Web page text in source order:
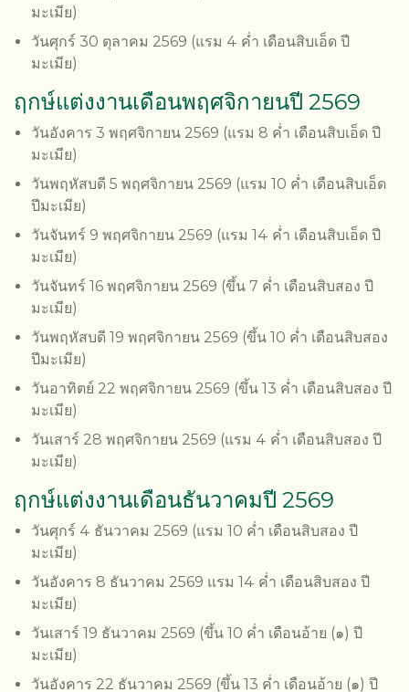
มะเมีย)
วันศุกร์ 30 ตุลาคม 2569 (แรม 4 ค่ำ เดือนสิบเอ็ด ปี
มะเมีย)
ฤกษ์แต่งงานเดือนพฤศจิกายนปี 2569
วันอังคาร 3 พฤศจิกายน 2569 (แรม 8 ค่ำ เดือนสิบเอ็ด ปี
มะเมีย)
วันพฤหัสบดี 5 พฤศจิกายน 2569 (แรม 10 ค่ำ เดือนสิบเอ็ด
ปีมะเมีย)
วันจันทร์ 9 พฤศจิกายน 2569 (แรม 14 ค่ำ เดือนสิบเอ็ด ปี
มะเมีย)
วันจันทร์ 16 พฤศจิกายน 2569 (ขึ้น 7 ค่ำ เดือนสิบสอง ปี
มะเมีย)
วันพฤหัสบดี 19 พฤศจิกายน 2569 (ขึ้น 10 ค่ำ เดือนสิบสอง
ปีมะเมีย)
วันอาทิตย์ 22 พฤศจิกายน 2569 (ขึ้น 13 ค่ำ เดือนสิบสอง ปี
มะเมีย)
วันเสาร์ 28 พฤศจิกายน 2569 (แรม 4 ค่ำ เดือนสิบสอง ปี
มะเมีย)
ฤกษ์แต่งงานเดือนธันวาคมปี 2569
วันศุกร์ 4 ธันวาคม 2569 (แรม 10 ค่ำ เดือนสิบสอง ปี
มะเมีย)
วันอังคาร 8 ธันวาคม 2569 แรม 14 ค่ำ เดือนสิบสอง ปี
มะเมีย)
วันเสาร์ 19 ธันวาคม 2569 (ขึ้น 10 ค่ำ เดือนอ้าย (๑) ปี
มะเมีย)
วันอังคาร 22 ธันวาคม 2569 (ขึ้น 13 ค่ำ เดือนอ้าย (๑) ปี